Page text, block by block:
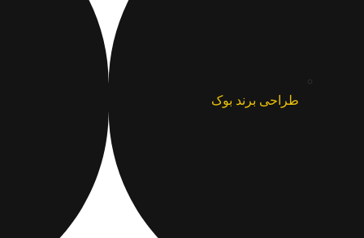
طراحی برند بوک